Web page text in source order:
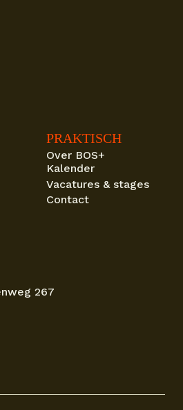
PRAKTISCH
Over BOS+
Kalender
Vacatures & stages
Contact
267